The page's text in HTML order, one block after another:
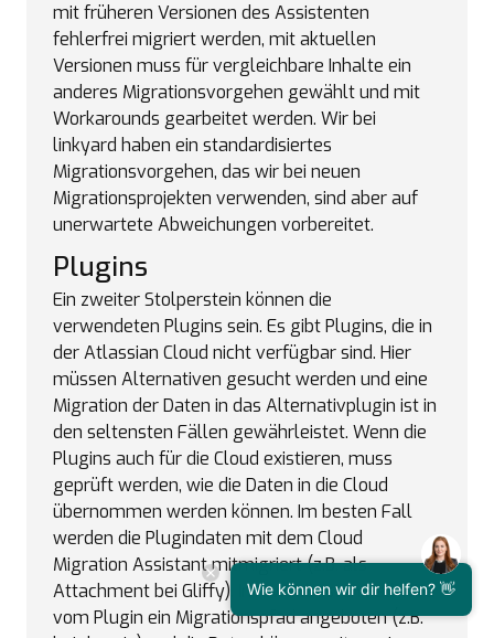
mit früheren Versionen des Assistenten
fehlerfrei migriert werden, mit aktuellen
Versionen muss für vergleichbare Inhalte ein
anderes Migrationsvorgehen gewählt und mit
Workarounds gearbeitet werden. Wir bei
linkyard haben ein standardisiertes
Migrationsvorgehen, das wir bei neuen
Migrationsprojekten verwenden, sind aber auf
unerwartete Abweichungen vorbereitet.
Plugins
Ein zweiter Stolperstein können die
verwendeten Plugins sein. Es gibt Plugins, die in
der Atlassian Cloud nicht verfügbar sind. Hier
müssen Alternativen gesucht werden und eine
Migration der Daten in das Alternativplugin ist in
den seltensten Fällen gewährleistet. Wenn die
Plugins auch für die Cloud existieren, muss
geprüft werden, wie die Daten in die Cloud
übernommen werden können. Im besten Fall
werden die Plugindaten mit dem Cloud
Migration Assistant mitmigriert (z.B. als
Attachment bei Gliffy). Im zweitbesten Fall wird
vom Plugin ein Migrationspfad angeboten (z.B.
Wie können wir dir helfen? 👋